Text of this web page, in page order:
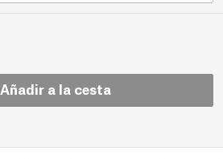
Añadir a la cesta